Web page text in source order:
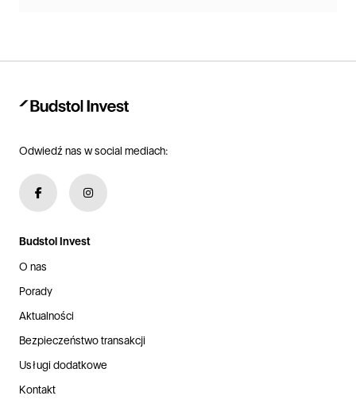
Odwiedź nas w social mediach:
Budstol Invest
O nas
Porady
Aktualności
Bezpieczeństwo transakcji
Usługi dodatkowe
Kontakt